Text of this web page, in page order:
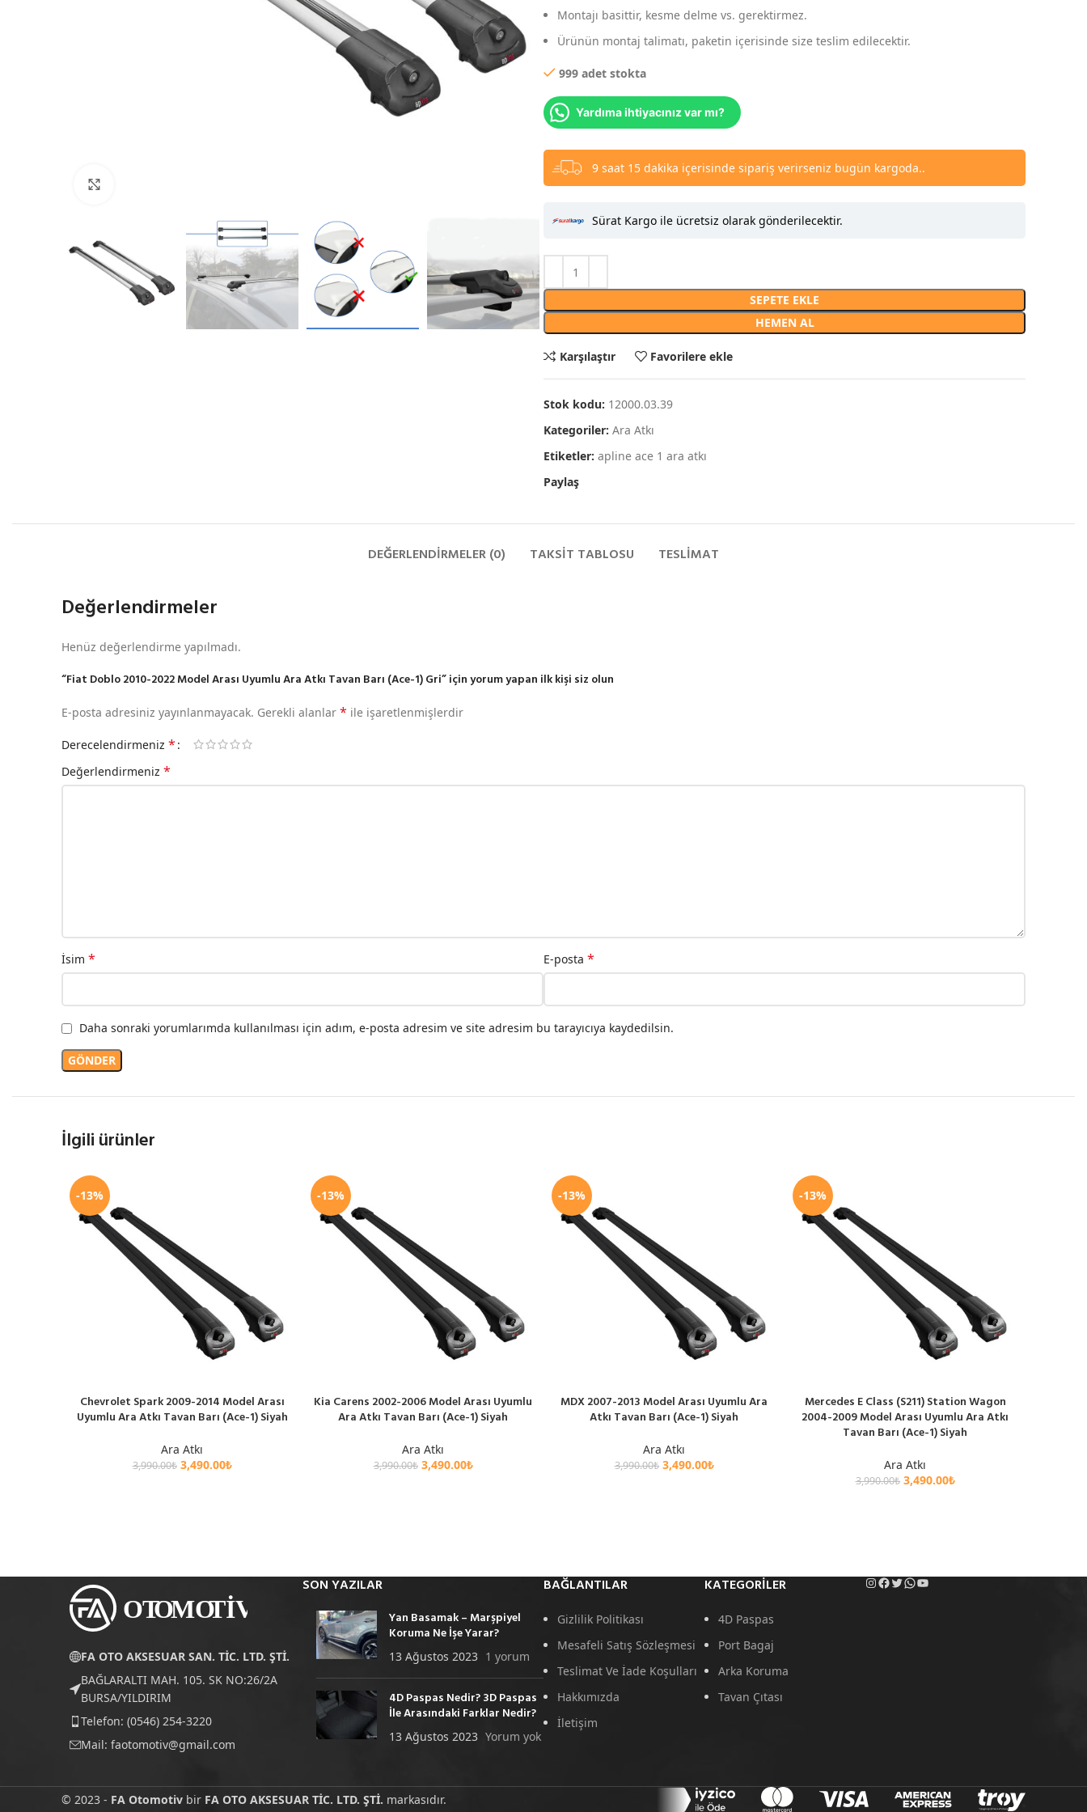
Montajı basittir, kesme delme vs. gerektirmez.
Ürünün montaj talimatı, paketin içerisinde size teslim edilecektir.
999 adet stokta
Yardıma ihtiyacınız var mı?
9 saat 15 dakika içerisinde sipariş verirseniz bugün kargoda..
Sürat Kargo ile ücretsiz olarak gönderilecektir.
SEPETE EKLE
HEMEN AL
Karşılaştır Favorilere ekle
Stok kodu: 12000.03.39
Kategoriler: Ara Atkı
Etiketler: apline ace 1 ara atkı
Paylaş
DEĞERLENDIRMELER (0) TAKSIT TABLOSU TESLIMAT
Değerlendirmeler
Henüz değerlendirme yapılmadı.
“Fiat Doblo 2010-2022 Model Arası Uyumlu Ara Atkı Tavan Barı (Ace-1) Gri” için yorum yapan ilk kişi siz olun
E-posta adresiniz yayınlanmayacak. Gerekli alanlar * ile işaretlenmişlerdir
Derecelendirmeniz *
Değerlendirmeniz *
İsim * E-posta *
Daha sonraki yorumlarımda kullanılması için adım, e-posta adresim ve site adresim bu tarayıcıya kaydedilsin.
İlgili ürünler
-13%
SEPETE EKLE
Chevrolet Spark 2009-2014 Model Arası
Uyumlu Ara Atkı Tavan Barı (Ace-1) Siyah
Ara Atkı
3,990.00₺ 3,490.00₺
-13%
SEPETE EKLE
Kia Carens 2002-2006 Model Arası Uyumlu
Ara Atkı Tavan Barı (Ace-1) Siyah
Ara Atkı
3,990.00₺ 3,490.00₺
-13%
SEPETE EKLE
MDX 2007-2013 Model Arası Uyumlu Ara
Atkı Tavan Barı (Ace-1) Siyah
Ara Atkı
3,990.00₺ 3,490.00₺
-13%
SEPETE EKLE
Mercedes E Class (S211) Station Wagon
2004-2009 Model Arası Uyumlu Ara Atkı
Tavan Barı (Ace-1) Siyah
Ara Atkı
3,990.00₺ 3,490.00₺
FA OTO AKSESUAR SAN. TİC. LTD. ŞTİ.
BAĞLARALTI MAH. 105. SK NO:26/2A
BURSA/YILDIRIM
Telefon: (0546) 254-3220
Mail: faotomotiv@gmail.com
SON YAZILAR
Yan Basamak – Marşpiyel
Koruma Ne İşe Yarar?
13 Ağustos 2023 1 yorum
4D Paspas Nedir? 3D Paspas
İle Arasındaki Farklar Nedir?
13 Ağustos 2023 Yorum yok
BAĞLANTILAR
Gizlilik Politikası
Mesafeli Satış Sözleşmesi
Teslimat Ve İade Koşulları
Hakkımızda
İletişim
KATEGORILER
4D Paspas
Port Bagaj
Arka Koruma
Tavan Çıtası
© 2023 - FA Otomotiv bir FA OTO AKSESUAR TİC. LTD. ŞTİ. markasıdır.